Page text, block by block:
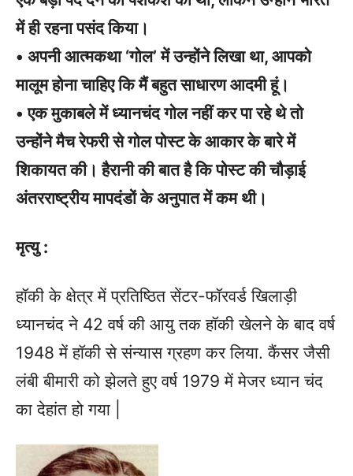
में ही रहना पसंद किया।
• अपनी आत्मकथा ‘गोल’ में उन्होंने लिखा था, आपको
मालूम होना चाहिए कि मैं बहुत साधारण आदमी हूं।
• एक मुकाबले में ध्यानचंद गोल नहीं कर पा रहे थे तो
उन्होंने मैच रेफरी से गोल पोस्ट के आकार के बारे में
शिकायत की। हैरानी की बात है कि पोस्ट की चौड़ाई
अंतरराष्ट्रीय मापदंडों के अनुपात में कम थी।
मृत्यु :
हॉकी के क्षेत्र में प्रतिष्ठित सेंटर-फॉरवर्ड खिलाड़ी
ध्यानचंद ने 42 वर्ष की आयु तक हॉकी खेलने के बाद वर्ष
1948 में हॉकी से संन्यास ग्रहण कर लिया. कैंसर जैसी
लंबी बीमारी को झेलते हुए वर्ष 1979 में मेजर ध्यान चंद
का देहांत हो गया |